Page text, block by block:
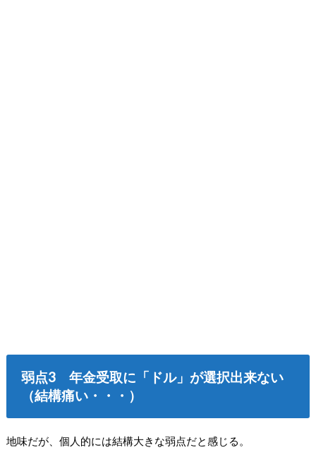
弱点3 年金受取に「ドル」が選択出来ない
（結構痛い・・・）
地味だが、個人的には結構大きな弱点だと感じる。